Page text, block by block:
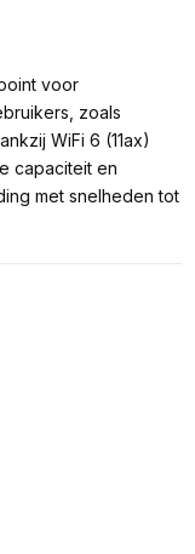
voor
zoals
WiFi 6 (11ax)
capaciteit en
met snelheden tot